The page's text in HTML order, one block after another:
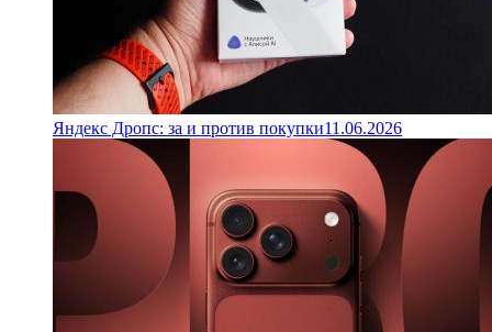
Яндекс Дропс: за и против покупки11.06.2026